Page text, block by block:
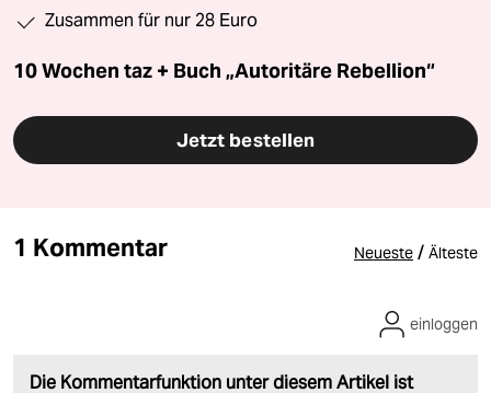
Zusammen für nur 28 Euro
10 Wochen taz + Buch „Autoritäre Rebellion“
Jetzt bestellen
1 Kommentar Neueste / Älteste
Die Kommentarfunktion unter diesem Artikel ist
einloggen